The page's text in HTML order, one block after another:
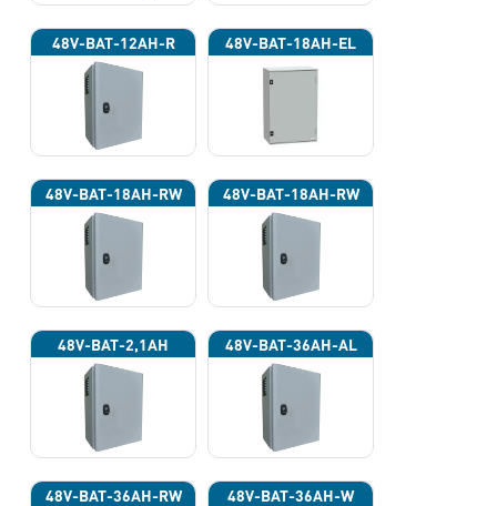
48V-BAT-12AH-R 48V-BAT-18AH-EL
48V-BAT-18AH-RW 48V-BAT-18AH-RW
48V-BAT-2,1AH 48V-BAT-36AH-AL
48V-BAT-36AH-RW 48V-BAT-36AH-W